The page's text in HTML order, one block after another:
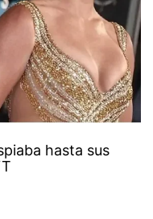
hasta sus